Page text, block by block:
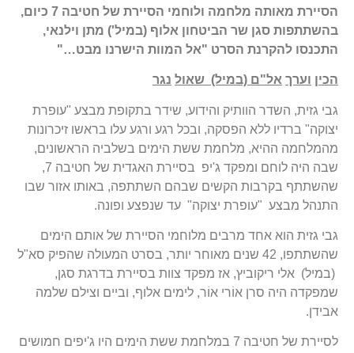
הסיירת מאותה מלחמה ולוחמי הסיירת של חטיבה כיום,
בהשתתפות סגן שר הביטחון אלוף (במיל'
) מתן וילנאי,
התכנסו להקרנת הסרט "אל המוות הישרנו מבט…"
הכין וערך אל"ם (במיל) שאול נגר
גבי גזית, השדר הוותיק והידוע, שידר בתקופת מבצע "עופרת
יצוקה" ברדיו ללא הפסקה, ובכל רגע ורגע עלו בראשו זיכרונות
מהמלחמה ההיא, מלחמת ששת הימים בשלביה הראשונים,
שבה היה לוחם ומפקד ג'יפ בסיירת האגדית של חטיבה 7,
שהשתתף בקרבות הקשים שבהם השתתפה, באותו אזור שבו
התנהל מבצע "עופרת יצוקה" עד שנפצע ופונה.
גבי גזית הוא אחד מרבים מלוחמי הסיירת של אותם הימים
שהשתתפו, 42 שנים מאוחר יותר, בסרט המעולה שהפיק סא"ל
(במיל) אלי ריקוביץ, אז מפקד צוות בסיירת בדרגת סגן,
שמפקדה היה סרן אוֹרי אוֹר, לימים אלוף, וביים וצילם שלמה
אבידן.
לסיירת של חטיבה 7 במלחמת ששת הימים היו ג'יפים חמושים